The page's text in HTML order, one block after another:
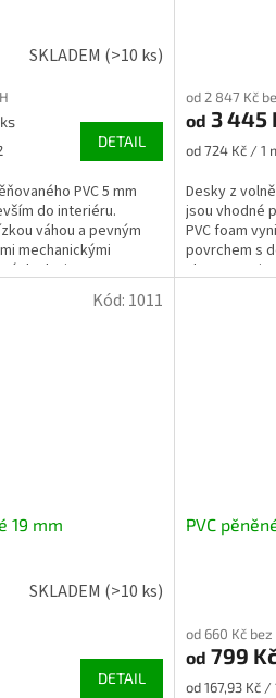
SKLADEM (>10 ks)
DETAIL
PVC 5 mm
do interiéru.
váhou a pevným
mechanickými
deska je...
od 2 847 Kč
od 3 445
Měrná
od 724 Kč / 1
Desky z
jsou vhodné
PVC foam
povrchem s
vlastnostmi.
19 mm
SKLADEM (>10 ks)
DETAIL
Kód: 1011
PVC
od 660 Kč bez
od 799
Měrná
od 167,93 Kč /